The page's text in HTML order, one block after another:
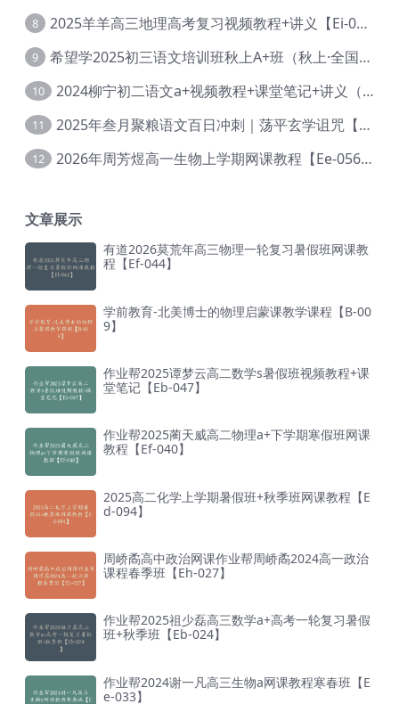
8 2025羊羊高三地理高考复习视频教程+讲义【Ei-051】
9 希望学2025初三语文培训班秋上A+班（秋上·全国版·A+）【Da-031】
10 2024柳宁初二语文a+视频教程+课堂笔记+讲义（暑假班+秋季班）【Da-003】
11 2025年叁月聚粮语文百日冲刺｜荡平玄学诅咒【Ea-001】
12 2026年周芳煜高一生物上学期网课教程【Ee-056】
文章展示
有道2026莫荒年高三物理一轮复习暑假班网课教
程【Ef-044】
学前教育-北美博士的物理启蒙课教学课程【B-00
9】
作业帮2025谭梦云高二数学s暑假班视频教程+课
堂笔记【Eb-047】
作业帮2025蔺天威高二物理a+下学期寒假班网课
教程【Ef-040】
2025高二化学上学期暑假班+秋季班网课教程【E
d-094】
周峤矞高中政治网课作业帮周峤矞2024高一政治
课程春季班【Eh-027】
作业帮2025祖少磊高三数学a+高考一轮复习暑假
班+秋季班【Eb-024】
作业帮2024谢一凡高三生物a网课教程寒春班【E
e-033】